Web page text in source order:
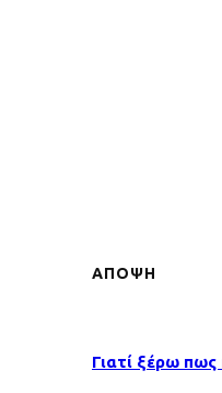
ΑΠΟΨΗ
Γιατί ξέρω